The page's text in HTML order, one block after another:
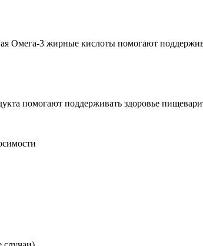
Омега-3 жирные кислоты помогают
помогают поддерживать здоровье